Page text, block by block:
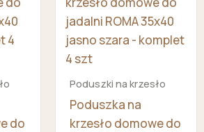
do
Poduszki na krzesło
Poduszka na
krzesło domowe do